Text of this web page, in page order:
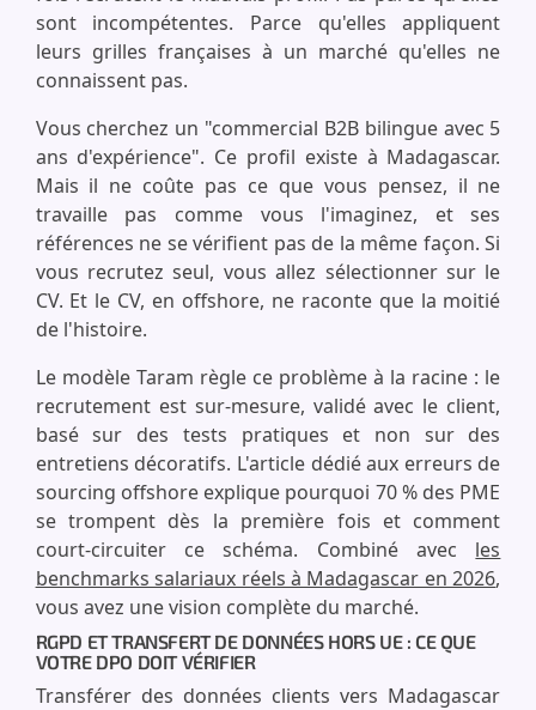
sont incompétentes. Parce qu'elles appliquent
leurs grilles françaises à un marché qu'elles ne
connaissent pas.
Vous cherchez un "commercial B2B bilingue avec 5
ans d'expérience". Ce profil existe à Madagascar.
Mais il ne coûte pas ce que vous pensez, il ne
travaille pas comme vous l'imaginez, et ses
références ne se vérifient pas de la même façon. Si
vous recrutez seul, vous allez sélectionner sur le
CV. Et le CV, en offshore, ne raconte que la moitié
de l'histoire.
Le modèle Taram règle ce problème à la racine : le
recrutement est sur-mesure, validé avec le client,
basé sur des tests pratiques et non sur des
entretiens décoratifs. L'article dédié aux erreurs de
sourcing offshore explique pourquoi 70 % des PME
se trompent dès la première fois et comment
court-circuiter ce schéma. Combiné avec les
benchmarks salariaux réels à Madagascar en 2026,
vous avez une vision complète du marché.
RGPD ET TRANSFERT DE DONNÉES HORS UE : CE QUE
VOTRE DPO DOIT VÉRIFIER
Transférer des données clients vers Madagascar